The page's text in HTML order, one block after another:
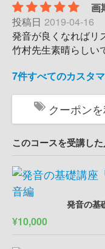
画
投稿日 2019-04-16
発音が良くなればリ
竹村先生素晴らしい
7件すべてのカスタ
クーポン
このコースを受講し
発音の基
¥10,000